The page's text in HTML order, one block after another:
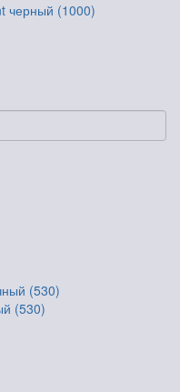
черный (1000)
(530)